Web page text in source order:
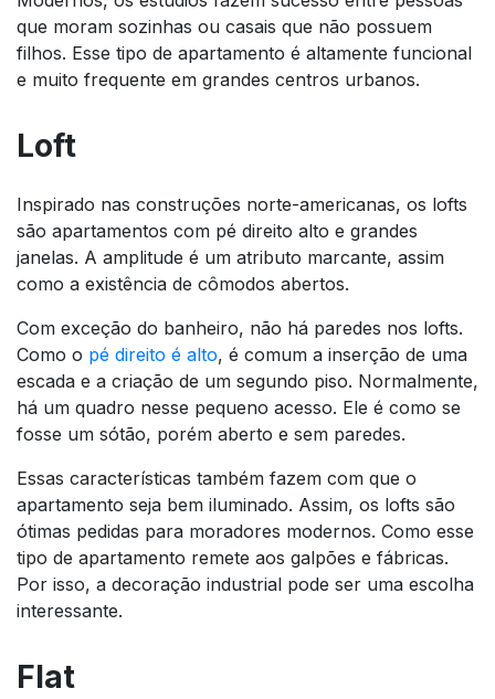
que moram sozinhas ou casais que não possuem
filhos. Esse tipo de apartamento é altamente funcional
e muito frequente em grandes centros urbanos.
Loft
Inspirado nas construções norte-americanas, os lofts
são apartamentos com pé direito alto e grandes
janelas. A amplitude é um atributo marcante, assim
como a existência de cômodos abertos.
Com exceção do banheiro, não há paredes nos lofts.
Como o pé direito é alto, é comum a inserção de uma
escada e a criação de um segundo piso. Normalmente,
há um quadro nesse pequeno acesso. Ele é como se
fosse um sótão, porém aberto e sem paredes.
Essas características também fazem com que o
apartamento seja bem iluminado. Assim, os lofts são
ótimas pedidas para moradores modernos. Como esse
tipo de apartamento remete aos galpões e fábricas.
Por isso, a decoração industrial pode ser uma escolha
interessante.
Flat